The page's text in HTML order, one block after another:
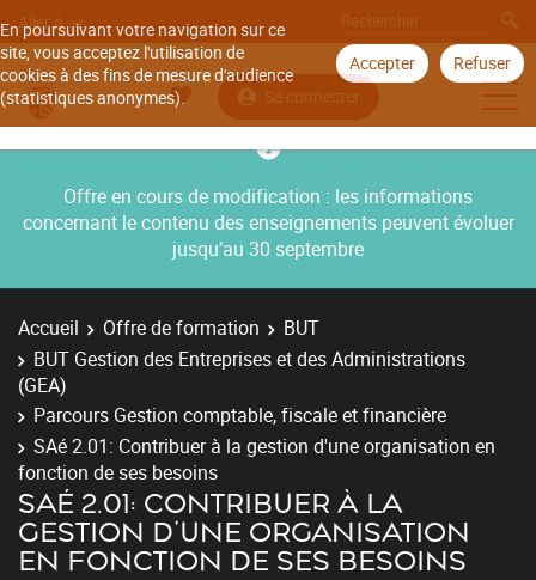
En poursuivant votre navigation sur ce
site, vous acceptez l'utilisation de
cookies à des fins de mesure d'audience
(statistiques anonymes).
Accepter Refuser
Aller à
Se connecter
Offre en cours de modification : les informations
concernant le contenu des enseignements peuvent évoluer
jusqu’au 30 septembre
Accueil Offre de formation
BUT
BUT Gestion des Entreprises et des Administrations
(GEA)
Parcours Gestion comptable, fiscale et financière
SAé 2.01: Contribuer à la gestion d'une organisation en
fonction de ses besoins
SAÉ 2.01: CONTRIBUER À LA
GESTION D'UNE ORGANISATION
EN FONCTION DE SES BESOINS